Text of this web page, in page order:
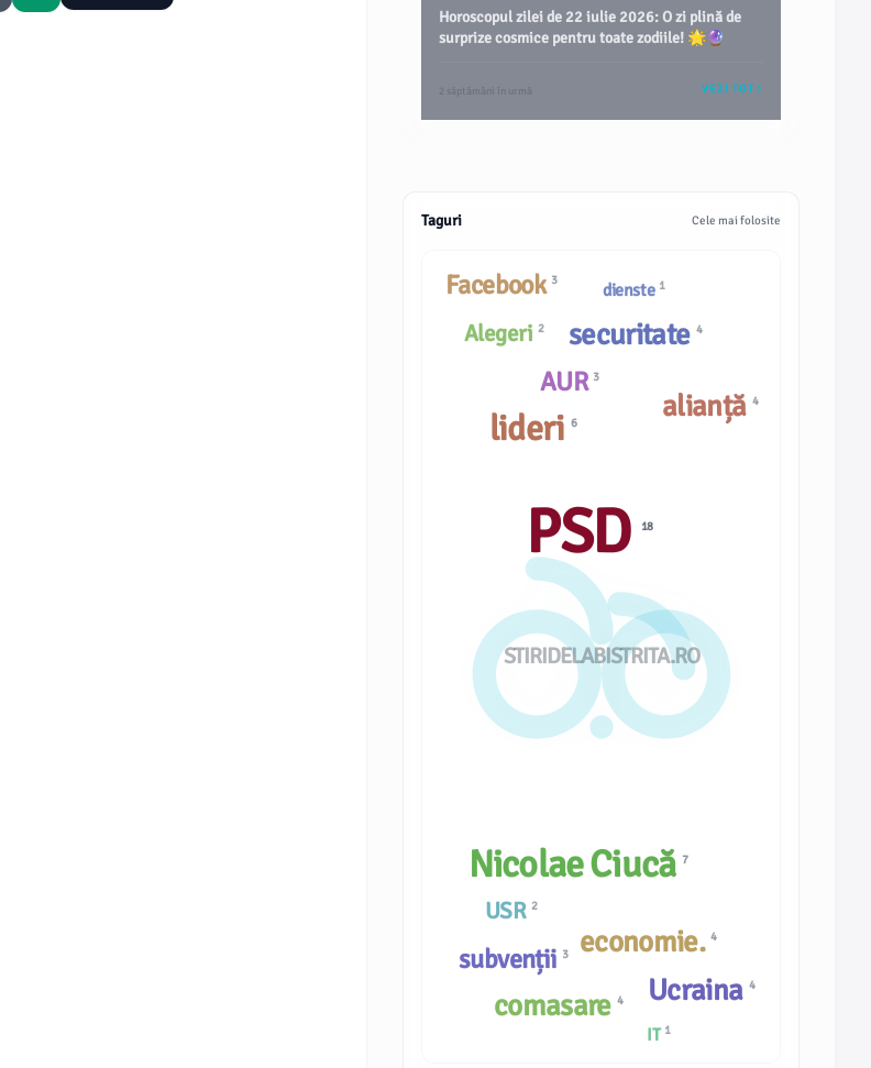
Horoscopul zilei de 22 iulie 2026: O zi plină de
surprize cosmice pentru toate zodiile! 🌟🔮
2 săptămâni în urmă VEZI TOT
Taguri Cele mai folosite
STIRIDELABISTRITA.RO
economie.4
Alegeri 2
USR 2
AUR 3
securitate 4
dienste 1
IT 1
subvenții 3
alianță 4
Ucraina 4
lideri6
PSD 18
Nicolae Ciucă7
comasare 4
Facebook 3